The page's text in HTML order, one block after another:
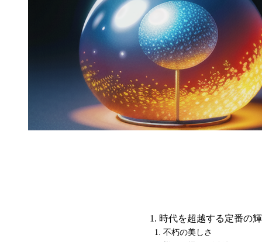
時代を超越する定番の
不朽の美しさ